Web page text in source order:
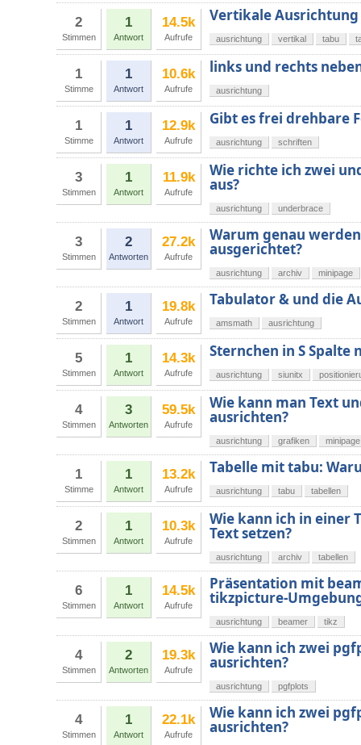
2
Stimmen
1
Antwort
14.5k
Aufrufe
Vertikale Ausrichtung
ausrichtung vertikal tabu
1
Stimme
1
Antwort
10.6k
Aufrufe
links und rechts
ausrichtung
1
Stimme
1
Antwort
12.9k
Aufrufe
Gibt es frei drehbare
ausrichtung schriften
3
Stimmen
1
Antwort
11.9k
Aufrufe
Wie richte ich zwei
aus?
ausrichtung underbrace
3
Stimmen
2
Antworten
27.2k
Aufrufe
Warum genau
ausgerichtet?
ausrichtung archiv minipage
2
Stimmen
1
Antwort
19.8k
Aufrufe
Tabulator & und die
amsmath ausrichtung
5
Stimmen
1
Antwort
14.3k
Aufrufe
Sternchen in S Spalte
ausrichtung siunitx
4
Stimmen
3
Antworten
59.5k
Aufrufe
Wie kann man Text
ausrichten?
ausrichtung grafiken minipage
1
Stimme
1
Antwort
13.2k
Aufrufe
Tabelle mit tabu:
ausrichtung tabu tabellen
2
Stimmen
1
Antwort
10.3k
Aufrufe
Wie kann ich in einer
Text setzen?
ausrichtung archiv tabellen
6
Stimmen
1
Antwort
14.5k
Aufrufe
Präsentation mit
tikzpicture-
ausrichtung beamer tikz
4
Stimmen
2
Antworten
19.3k
Aufrufe
Wie kann ich zwei
ausrichten?
ausrichtung pgfplots
4
Stimmen
1
Antwort
22.1k
Aufrufe
Wie kann ich zwei
ausrichten?